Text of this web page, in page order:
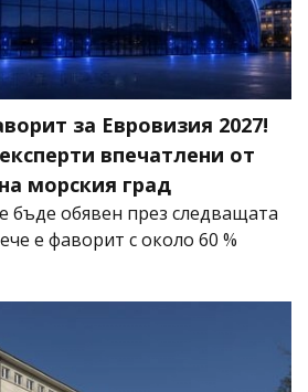
за Евровизия 2027!
впечатлени от
морския град
обявен през следващата
е фаворит с около 60 %